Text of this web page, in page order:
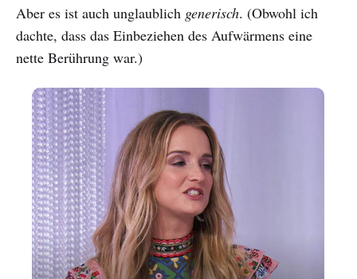
Aber es ist auch unglaublich generisch. (Obwohl ich
dachte, dass das Einbeziehen des Aufwärmens eine
nette Berührung war.)